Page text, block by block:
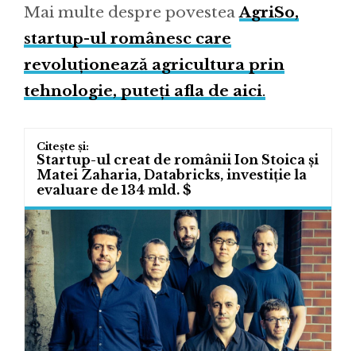
Mai multe despre povestea AgriSo,
startup-ul românesc care
revoluționează agricultura prin
tehnologie, puteți afla de aici.
Startup-ul creat de românii Ion Stoica și
Matei Zaharia, Databricks, investiție la
evaluare de 134 mld. $